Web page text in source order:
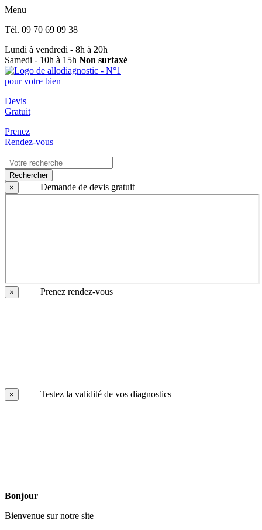
Menu
Tél. 09 70 69 09 38
Lundi à vendredi - 8h à 20h
Samedi - 10h à 15h Non surtaxé
Devis
Gratuit
Prenez
Rendez-vous
Rechercher
×
Demande de devis gratuit
× Prenez rendez-vous
× Testez la validité de vos diagnostics
Bonjour
Bienvenue sur notre site